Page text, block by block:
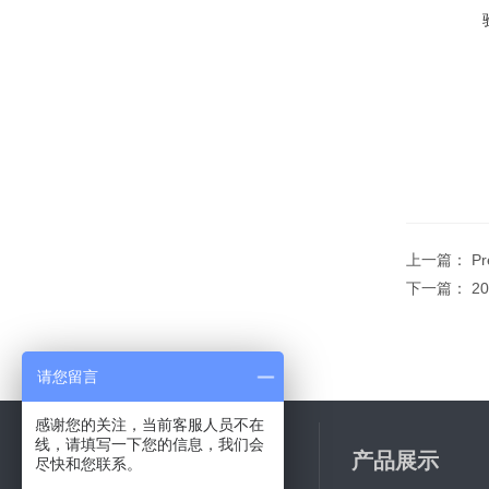
上一篇：
下一篇：
产品展示
请您留言
感谢您的关注，当前客服人员不在
线，请填写一下您的信息，我们会
尽快和您联系。